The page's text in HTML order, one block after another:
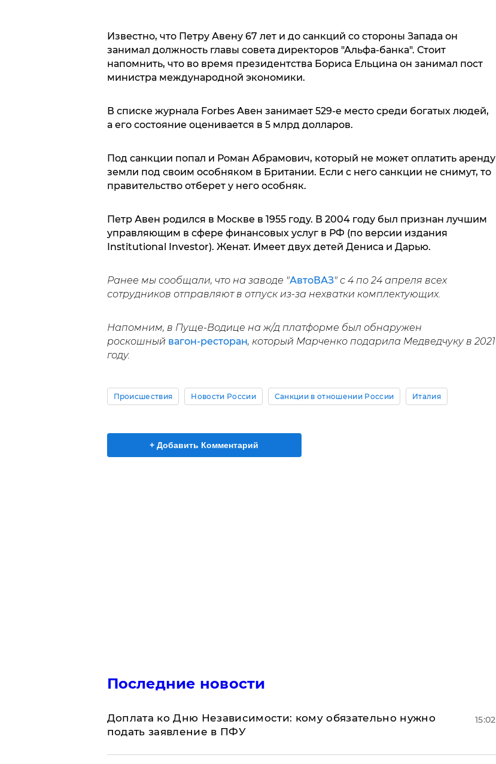
Известно, что Петру Авену 67 лет и до санкций со стороны Запада он
занимал должность главы совета директоров "Альфа-банка". Стоит
напомнить, что во время президентства Бориса Ельцина он занимал пост
министра международной экономики.
В списке журнала Forbes Авен занимает 529-е место среди богатых людей,
а его состояние оценивается в 5 млрд долларов.
Под санкции попал и Роман Абрамович, который не может оплатить аренду
земли под своим особняком в Британии. Если с него санкции не снимут, то
правительство отберет у него особняк.
Петр Авен родился в Москве в 1955 году. В 2004 году был признан лучшим
управляющим в сфере финансовых услуг в РФ (по версии издания
Institutional Investor). Женат. Имеет двух детей Дениса и Дарью.
Ранее мы сообщали, что на заводе "АвтоВАЗ" с 4 по 24 апреля всех
сотрудников отправляют в отпуск из-за нехватки комплектующих.
Напомним, в Пуще-Водице на ж/д платформе был обнаружен
роскошный вагон-ресторан, который Марченко подарила Медведчуку в 2021
году.
Происшествия Новости России Санкции в отношении России Италия
+ Добавить Комментарий
Последние новости
Доплата ко Дню Независимости: кому обязательно нужно
подать заявление в ПФУ
15:02